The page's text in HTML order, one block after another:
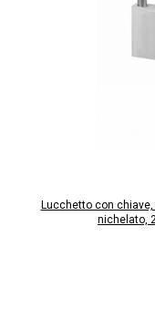
Lucchetto con
nichelato,